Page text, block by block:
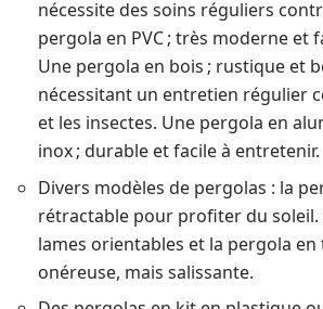
nécessite des soins réguliers
pergola en PVC ; très moderne et
Une pergola en bois ; rustique et
nécessitant un entretien régulier
et les insectes. Une pergola en
inox ; durable et facile à entretenir.
Divers modèles de pergolas : la
rétractable pour profiter du soleil.
lames orientables et la pergola
onéreuse, mais salissante.